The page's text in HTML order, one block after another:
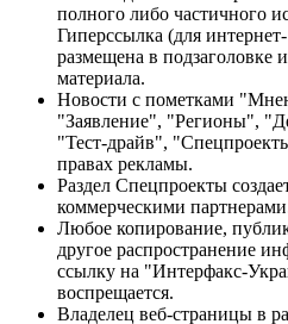
полного либо частичного
Гиперссылка (для
размещена в подзаголовке
материала.
Новости с пометками
"Заявление", "Регионы",
"Тест-драйв",
правах рекламы.
Раздел Спецпроекты
коммерческими
Любое копирование,
другое распространение
ссылку на "Интерфакс-
воспрещается.
Владелец веб-страницы в